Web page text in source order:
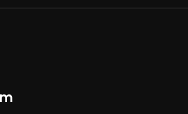
schoonheid. Wij hebben voor jou
kwaliteit en functionaliteit